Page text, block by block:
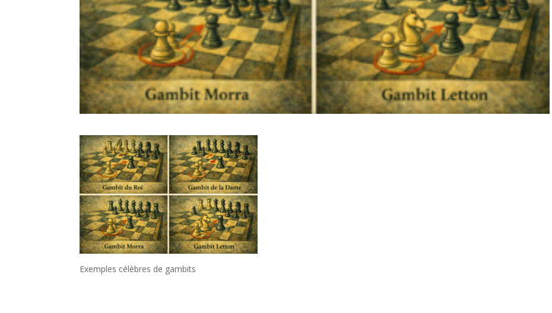
Exemples célèbres de gambits